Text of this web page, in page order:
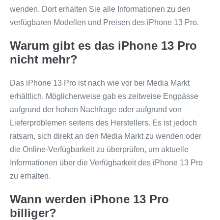
wenden. Dort erhalten Sie alle Informationen zu den
verfügbaren Modellen und Preisen des iPhone 13 Pro.
Warum gibt es das iPhone 13 Pro
nicht mehr?
Das iPhone 13 Pro ist nach wie vor bei Media Markt
erhältlich. Möglicherweise gab es zeitweise Engpässe
aufgrund der hohen Nachfrage oder aufgrund von
Lieferproblemen seitens des Herstellers. Es ist jedoch
ratsam, sich direkt an den Media Markt zu wenden oder
die Online-Verfügbarkeit zu überprüfen, um aktuelle
Informationen über die Verfügbarkeit des iPhone 13 Pro
zu erhalten.
Wann werden iPhone 13 Pro
billiger?